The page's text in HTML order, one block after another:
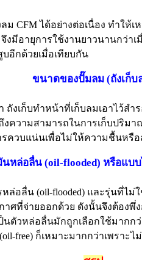
CFM ได้อย่างต่อเนื่อง ทำให้
มีอายุการใช้งานยาวนานกว่
อีกด้วยเมื่อเทียบกัน
ขนาดของปั๊มลม (ถังเก็บ
เก็บทำหน้าที่เก็บลมเอาไว้สำ
ความสามารถในการเก็บปริ
วบแน่นเพื่อไม่ให้ความชื้นหรื
หล่อลื่น (oil-flooded) หรือแบ
อลื่น (oil-flooded) และรุ่นที่ไ
ศที่จ่ายออกด้วย ดังนั้นจึงต้อง
วหล่อลื่นมักถูกเลือกใช้มากก
free) ก็เหมาะมากกว่าเพรา